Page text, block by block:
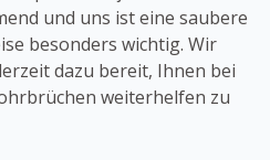
und uns ist eine saubere
besonders wichtig. Wir
dazu bereit, Ihnen bei
weiterhelfen zu